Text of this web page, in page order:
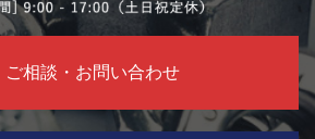
ご相談・お問い合わせ